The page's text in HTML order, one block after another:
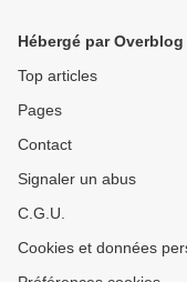
Hébergé par Overblog
Top articles
Pages
Contact
Signaler un abus
C.G.U.
Cookies et données